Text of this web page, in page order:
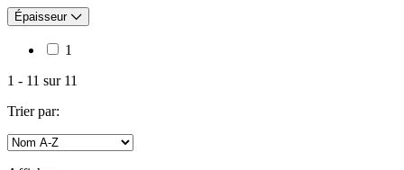
Épaisseur
1
1 - 11 sur11
Trier par: